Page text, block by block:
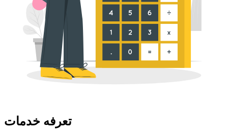
تعرفه خدمات